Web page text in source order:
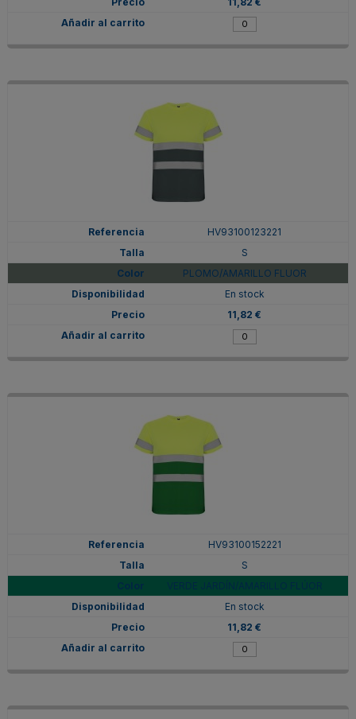
HV93100123221
S
PLOMO/AMARILLO FLUOR
En stock
11,82 €
HV93100152221
S
En stock
11,82 €